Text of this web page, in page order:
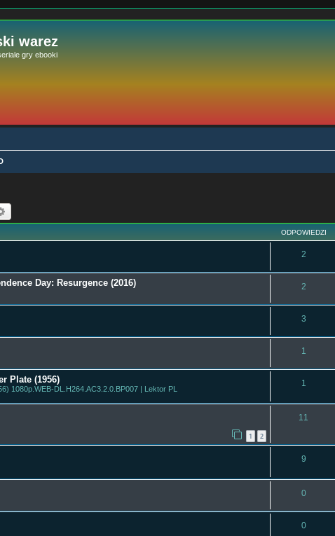
warez
gry ebooki
ODPOWIEDZI
2
Day: Resurgence (2016) 2
3
1
Plate (1956)
1080p.WEB-DL.H264.AC3.2.0.BP007 | Lektor PL
1
1 2
11
9
0
0